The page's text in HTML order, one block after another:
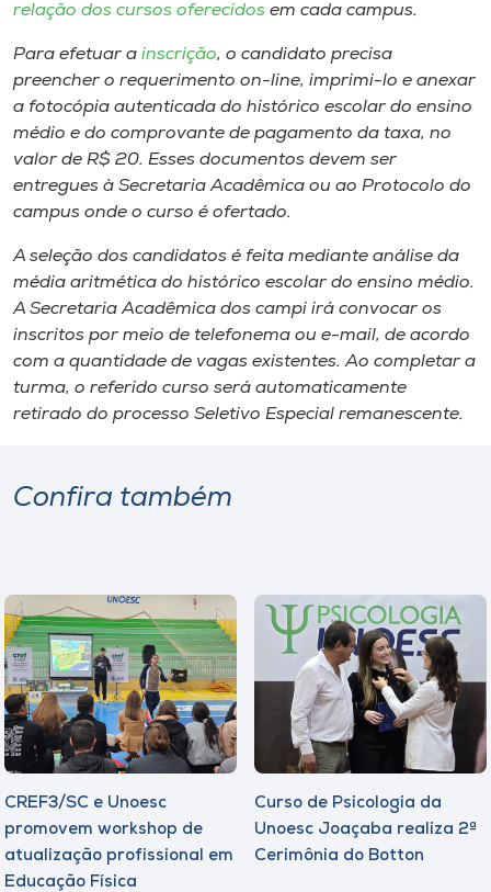
Store
Selecione
o idioma
A+
A-
relação dos cursos oferecidos em cada campus.
Para efetuar a inscrição, o candidato precisa
preencher o requerimento on-line, imprimi-lo e anexar
a fotocópia autenticada do histórico escolar do ensino
médio e do comprovante de pagamento da taxa, no
valor de R$ 20. Esses documentos devem ser
entregues à Secretaria Acadêmica ou ao Protocolo do
campus onde o curso é ofertado.
A seleção dos candidatos é feita mediante análise da
média aritmética do histórico escolar do ensino médio.
A Secretaria Acadêmica dos campi irá convocar os
inscritos por meio de telefonema ou e-mail, de acordo
com a quantidade de vagas existentes. Ao completar a
turma, o referido curso será automaticamente
retirado do processo Seletivo Especial remanescente.
Confira também
CREF3/SC e Unoesc
promovem workshop de
atualização profissional em
Educação Física
Curso de Psicologia da
Unoesc Joaçaba realiza 2ª
Cerimônia do Botton